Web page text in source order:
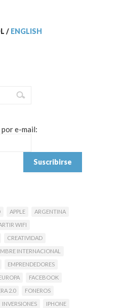
/ ENGLISH
e-mail:
APPLE
ARGENTINA
WIFI
CREATIVIDAD
INTERNACIONAL
EMPRENDEDORES
FACEBOOK
2.0
FONEROS
INVERSIONES
IPHONE